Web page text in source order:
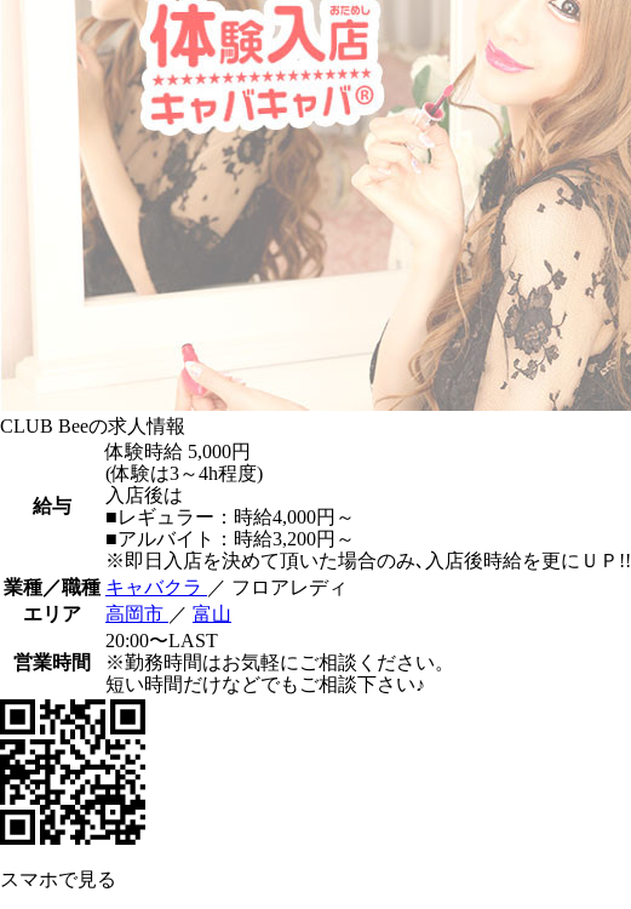
CLUB Beeの求人情報
給与
体験時給 5,000円
(体験は3～4h程度)
入店後は
■レギュラー：時給4,000円～
■アルバイト：時給3,200円～
※即日入店を決めて頂いた場合のみ､入店後時給を更にＵＰ!!
業種／職種 キャバクラ ／ フロアレディ
エリア
高岡市 ／ 富山
営業時間
20:00〜LAST
※勤務時間はお気軽にご相談ください。
短い時間だけなどでもご相談下さい♪
スマホで見る